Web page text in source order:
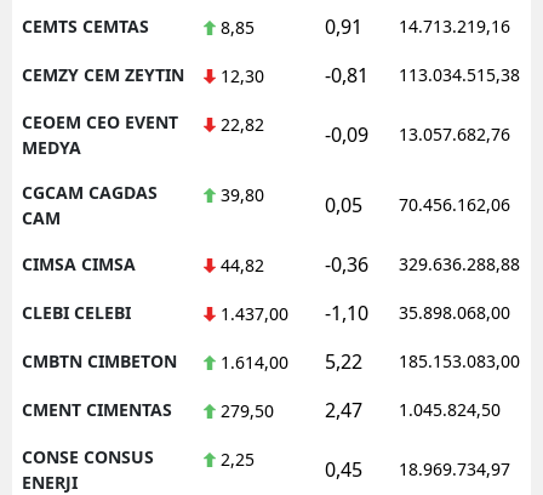
CEMTS CEMTAS 8,85 0,91 14.713.219,16
CEMZY CEM ZEYTIN 12,30 -0,81 113.034.515,38
CEOEM CEO EVENT
MEDYA
22,82 -0,09 13.057.682,76
CGCAM CAGDAS
CAM
39,80 0,05 70.456.162,06
CIMSA CIMSA 44,82 -0,36 329.636.288,88
CLEBI CELEBI 1.437,00 -1,10 35.898.068,00
CMBTN CIMBETON 1.614,00 5,22 185.153.083,00
CMENT CIMENTAS 279,50 2,47 1.045.824,50
CONSE CONSUS
ENERJI
2,25 0,45 18.969.734,97